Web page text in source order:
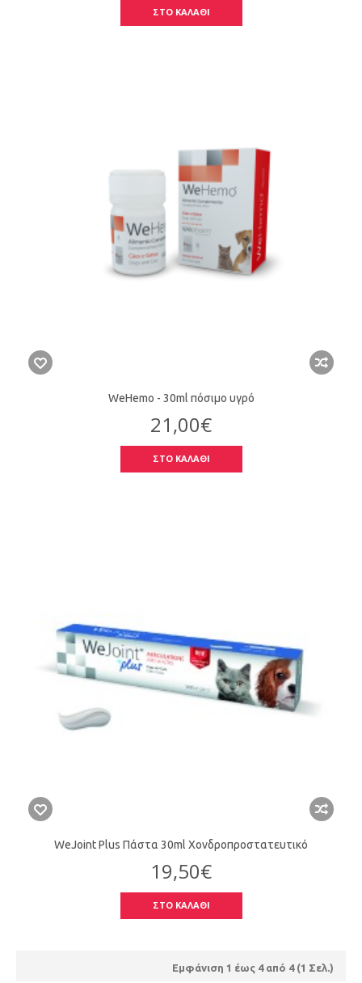
ΣΤΟ ΚΑΛΑΘΙ
WeHemo - 30ml πόσιμο υγρό
21,00€
ΣΤΟ ΚΑΛΑΘΙ
WeJoint Plus Πάστα 30ml Χονδροπροστατευτικό
19,50€
ΣΤΟ ΚΑΛΑΘΙ
Εμφάνιση 1 έως 4 από 4 (1 Σελ.)